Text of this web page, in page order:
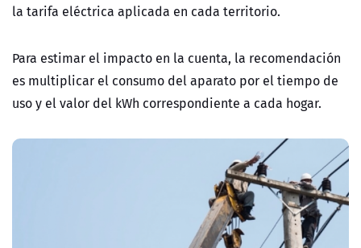
la tarifa eléctrica aplicada en cada territorio.
Para estimar el impacto en la cuenta, la recomendación
es multiplicar el consumo del aparato por el tiempo de
uso y el valor del kWh correspondiente a cada hogar.